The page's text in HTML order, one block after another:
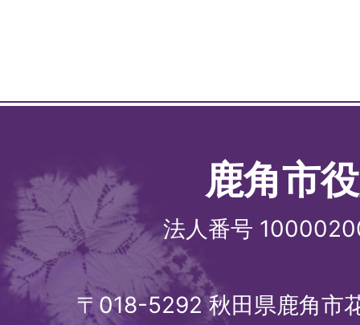
鹿角市
法人番号
〒018-5292 秋田県鹿角市